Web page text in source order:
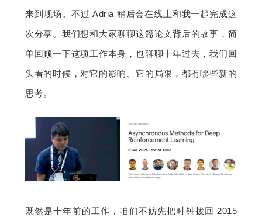
来到现场。不过 Adria 稍后会在线上和我一起完成这
次分享。我们想和大家聊聊这篇论文背后的故事，简
单回顾一下这项工作本身，也聊聊十年过去，我们回
头看的时候，对它的影响、它的局限，都有哪些新的
思考。
既然是十年前的工作，咱们不妨先把时钟拨回 2015